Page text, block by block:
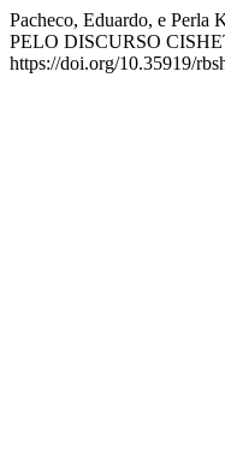
Pacheco, Eduardo, e
PELO DISCURSO
https://doi.org/10.35919/